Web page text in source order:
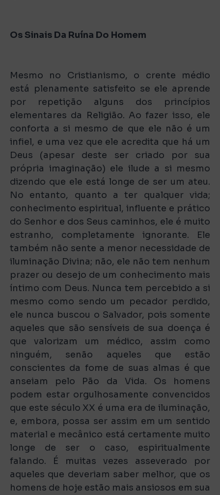
Os Sinais Da Ruína Do Homem
Mesmo no Cristianismo, o crente médio
está plenamente satisfeito se ele aprende
por repetição alguns dos princípios
elementares da Religião. Ao fazer isso, ele
conforta a si mesmo de que ele não é um
infiel, e uma vez que ele acredita que há um
Deus (apesar deste ser criado por sua
própria imaginação) ele ilude a si mesmo
dizendo que ele está longe de ser um ateu.
No entanto, quanto a ter qualquer vida;
conhecimento espiritual, influente e prático
do Senhor e dos Seus caminhos, ele é muito
estranho, completamente ignorante. Ele
também não sente a menor necessidade de
iluminação Divina; não, ele não tem nenhum
prazer ou desejo de um conhecimento mais
íntimo com Deus. Nunca tem percebido a si
mesmo como sendo um pecador perdido,
ele nunca buscou o Salvador, pois somente
aqueles que são sensíveis de sua doença é
que valorizam um médico, assim como
ninguém, senão aqueles que estão
conscientes da fome de suas almas é que
anseiam pelo Pão da Vida. Os homens
podem estar orgulhosamente convencidos
que este século XX é uma era de iluminação,
e, embora, possa ser assim em um sentido
material e mecânico está certamente muito
longe de ser o caso, espiritualmente
falando. É muitas vezes asseverado por
aqueles que deveriam saber melhor, que os
homens de hoje estão mais ansiosos em sua